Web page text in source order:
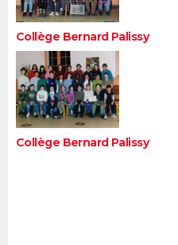
Collège Bernard Palissy
Collège Bernard Palissy